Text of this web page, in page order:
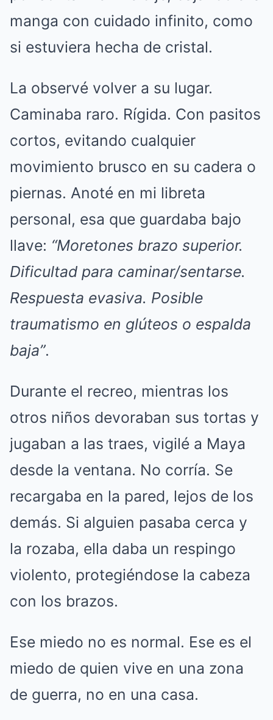
manga con cuidado infinito, como
si estuviera hecha de cristal.
La observé volver a su lugar.
Caminaba raro. Rígida. Con pasitos
cortos, evitando cualquier
movimiento brusco en su cadera o
piernas. Anoté en mi libreta
personal, esa que guardaba bajo
llave: “Moretones brazo superior.
Dificultad para caminar/sentarse.
Respuesta evasiva. Posible
traumatismo en glúteos o espalda
baja”.
Durante el recreo, mientras los
otros niños devoraban sus tortas y
jugaban a las traes, vigilé a Maya
desde la ventana. No corría. Se
recargaba en la pared, lejos de los
demás. Si alguien pasaba cerca y
la rozaba, ella daba un respingo
violento, protegiéndose la cabeza
con los brazos.
Ese miedo no es normal. Ese es el
miedo de quien vive en una zona
de guerra, no en una casa.